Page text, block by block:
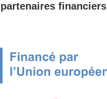
financiers